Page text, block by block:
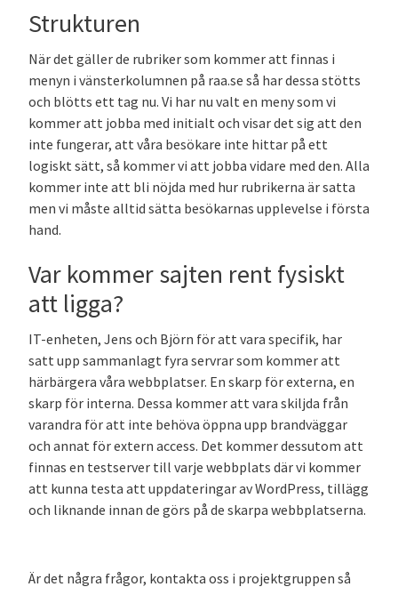
Strukturen
När det gäller de rubriker som kommer att finnas i
menyn i vänsterkolumnen på raa.se så har dessa stötts
och blötts ett tag nu. Vi har nu valt en meny som vi
kommer att jobba med initialt och visar det sig att den
inte fungerar, att våra besökare inte hittar på ett
logiskt sätt, så kommer vi att jobba vidare med den. Alla
kommer inte att bli nöjda med hur rubrikerna är satta
men vi måste alltid sätta besökarnas upplevelse i första
hand.
Var kommer sajten rent fysiskt
att ligga?
IT-enheten, Jens och Björn för att vara specifik, har
satt upp sammanlagt fyra servrar som kommer att
härbärgera våra webbplatser. En skarp för externa, en
skarp för interna. Dessa kommer att vara skiljda från
varandra för att inte behöva öppna upp brandväggar
och annat för extern access. Det kommer dessutom att
finnas en testserver till varje webbplats där vi kommer
att kunna testa att uppdateringar av WordPress, tillägg
och liknande innan de görs på de skarpa webbplatserna.
Är det några frågor, kontakta oss i projektgruppen så